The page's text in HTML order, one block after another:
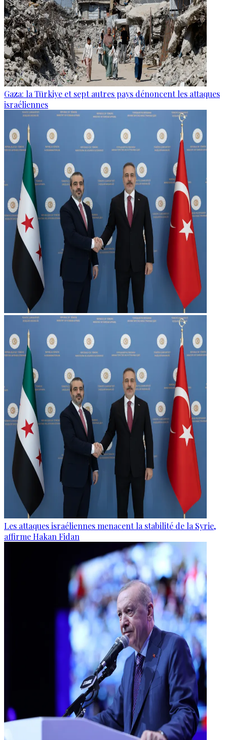
Gaza: la Türkiye et sept autres pays dénoncent les attaques
israéliennes
Les attaques israéliennes menacent la stabilité de la Syrie,
affirme Hakan Fidan